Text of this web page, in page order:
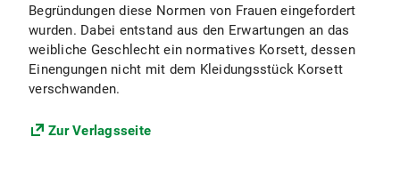
Begründungen diese Normen von Frauen eingefordert
wurden. Dabei entstand aus den Erwartungen an das
weibliche Geschlecht ein normatives Korsett, dessen
Einengungen nicht mit dem Kleidungsstück Korsett
verschwanden.
Zur Verlagsseite